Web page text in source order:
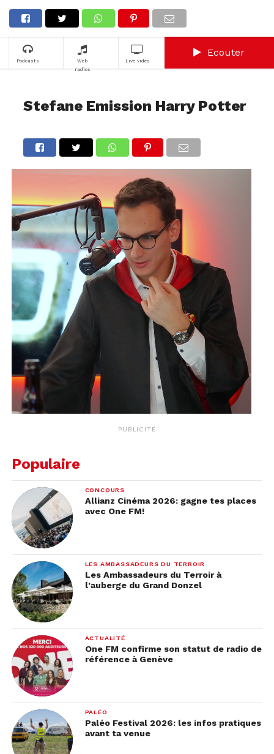
Podcasts
Web
radios
Live vidéo
Ecouter
Stefane Emission Harry Potter
PUBLICITÉ
Populaire
CONCOURS
Allianz Cinéma 2026: gagne tes places
avec One FM!
LES AMBASSADEURS DU TERROIR
Les Ambassadeurs du Terroir à
l’auberge du Grand Donzel
ACTUALITÉ
One FM confirme son statut de radio de
référence à Genève
PALÉO
Paléo Festival 2026: les infos pratiques
avant ta venue